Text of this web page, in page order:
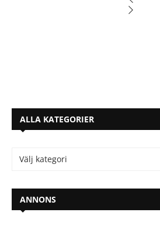
ALLA KATEGORIER
ANNONS